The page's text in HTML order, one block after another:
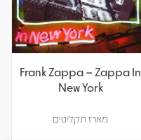
Frank Zappa – Zappa In
New York
מארז תקליטים